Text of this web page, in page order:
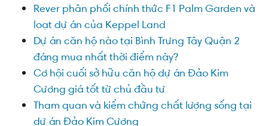
Rever phân phối chính thức F1 Palm Garden và
loạt dự án của Keppel Land
Dự án căn hộ nào tại Bình Trưng Tây Quận 2
đáng mua nhất thời điểm này?
Cơ hội cuối sở hữu căn hộ dự án Đảo Kim
Cương giá tốt từ chủ đầu tư
Tham quan và kiểm chứng chất lượng sống tại
dự án Đảo Kim Cương